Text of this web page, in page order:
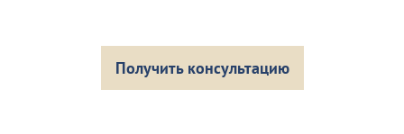
Получить консультацию